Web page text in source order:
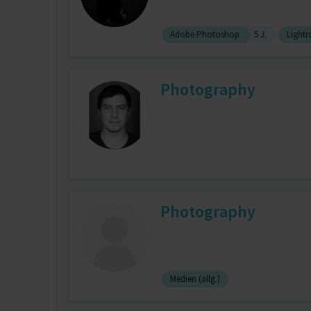
Adobe Photoshop 5 J.
Photography
Photography
Medien (allg.)